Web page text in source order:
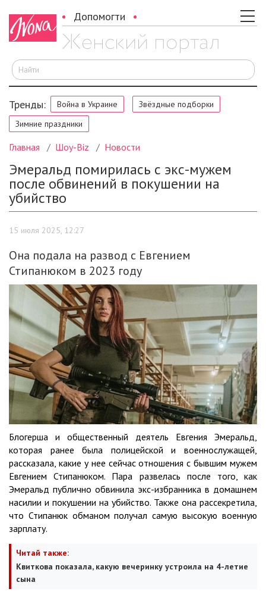
Допомогти
Тренды: Война в Украине
Звёздные подборки
Зимние праздники
Главная Шоу-Biz Новости
Эмеральд помирилась с экс-мужем
после обвинений в покушении на
убийство
15 июля 2025, 12:27
Она подала на развод с Евгением
Стипанюком в 2023 году
Блогерша и общественный деятель Евгения Эмеральд,
которая ранее была полицейской и военнослужащей,
рассказала, какие у нее сейчас отношения с бывшим мужем
Евгением Стипанюком. Пара развелась после того, как
Эмеральд публично обвинила экс-избранника в домашнем
насилии и покушении на убийство. Также она рассекретила,
что Стипанюк обманом получал самую высокую военную
зарплату.
Читай также:
Квиткова показала, какую вечеринку устроила на 4-летие
сына